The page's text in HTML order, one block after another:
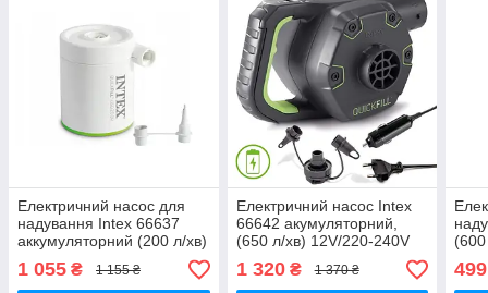
Електричний насос для
надування Intex 66637
аккумуляторний (200 л/хв)
від USB 5V + Powerbank
2000 mAh
1 055 ₴ 1 155 ₴
Електричний насос Intex
66642 акумуляторний,
(650 л/хв) 12V/220-240V
1 320₴ 1 370 ₴
12V
499